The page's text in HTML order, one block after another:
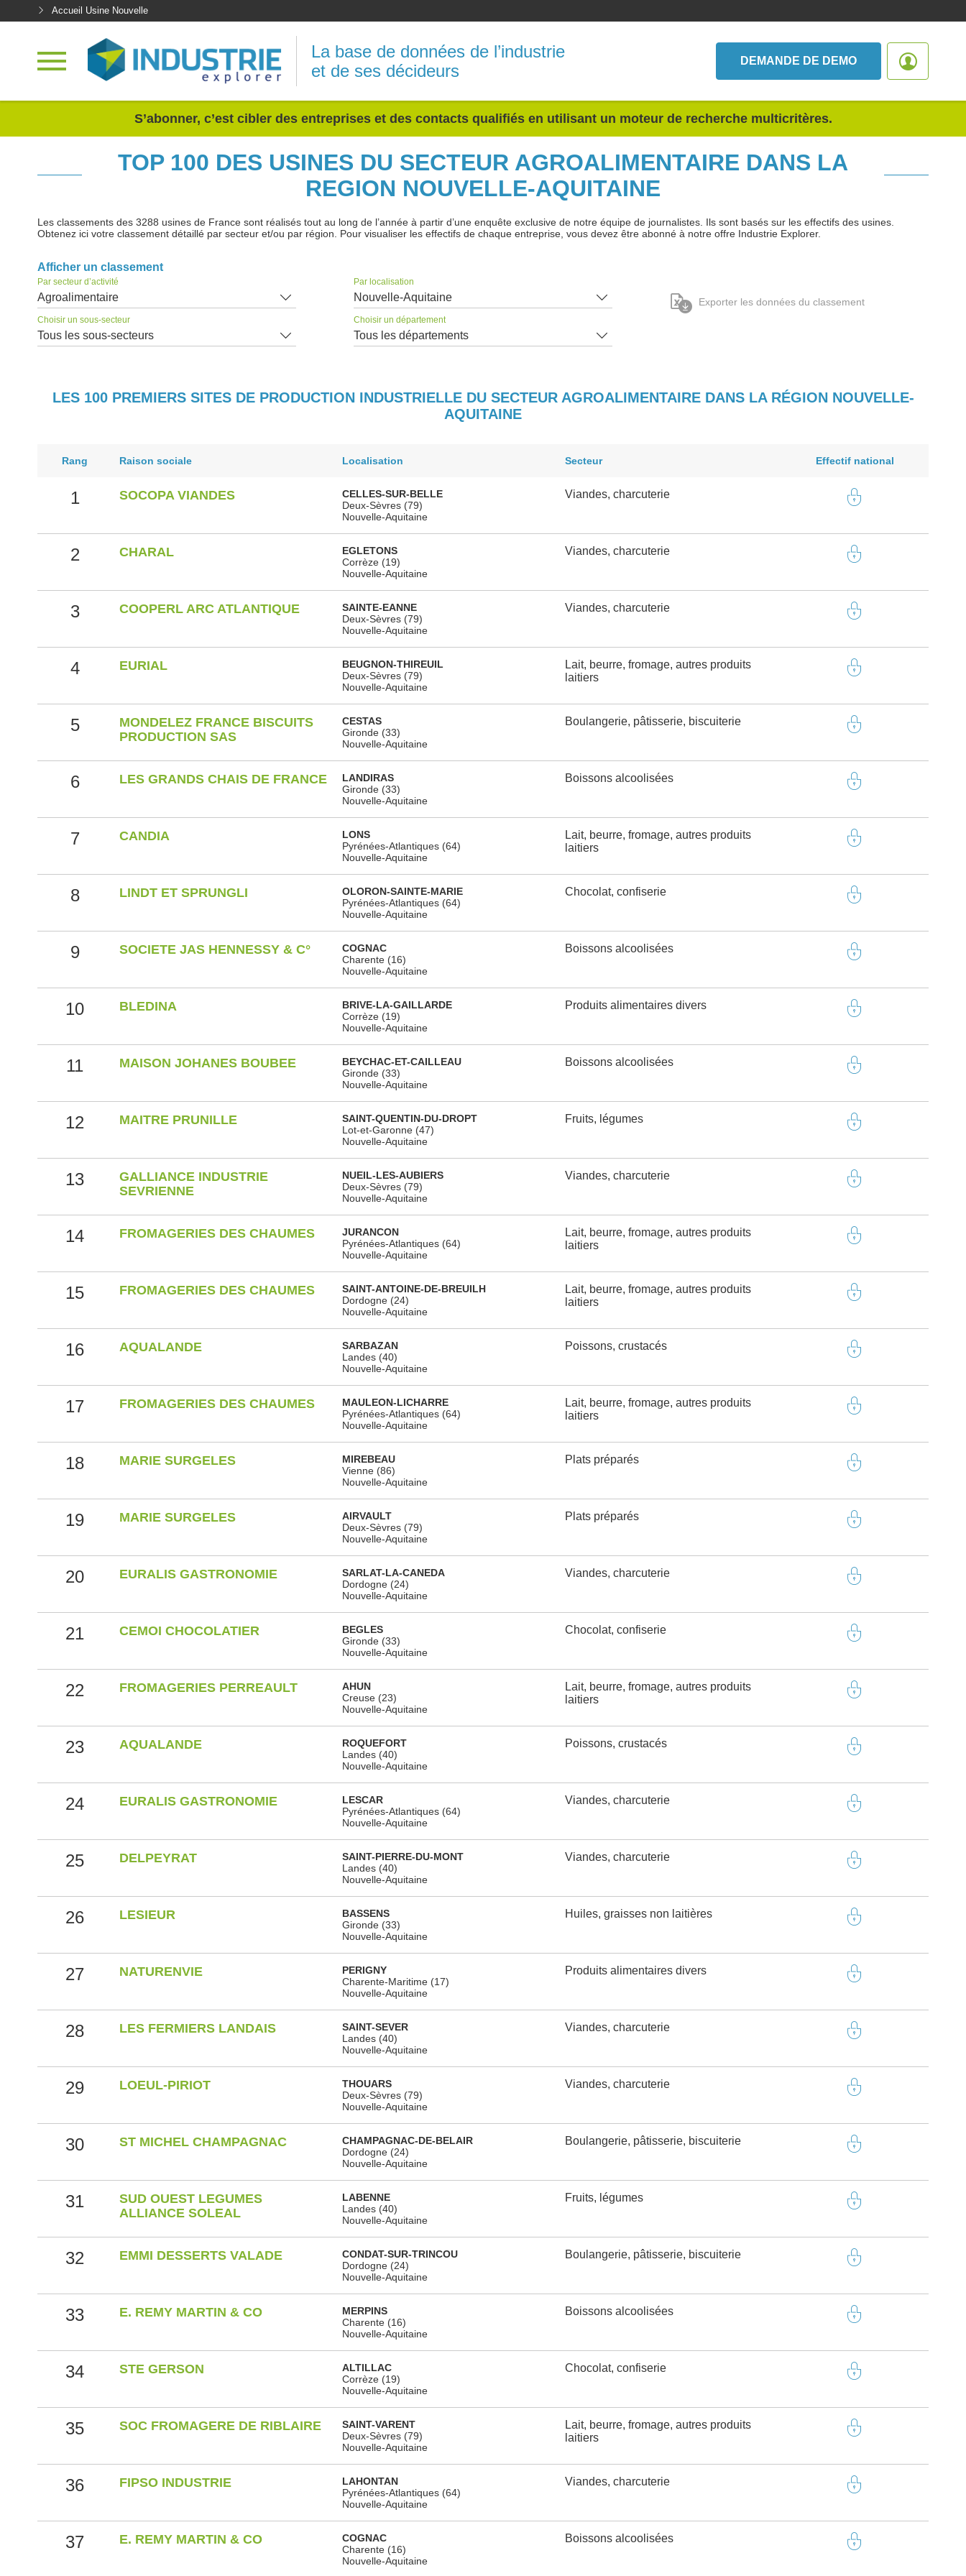
Accueil Usine Nouvelle
La base de données de l’industrie
et de ses décideurs
DEMANDE DE DEMO
S’abonner, c’est cibler des entreprises et des contacts qualifiés en utilisant un moteur de recherche multicritères.
TOP 100 DES USINES DU SECTEUR AGROALIMENTAIRE DANS LA
REGION NOUVELLE-AQUITAINE
Les classements des 3288 usines de France sont réalisés tout au long de l’année à partir d’une enquête exclusive de notre équipe de journalistes. Ils sont basés sur les effectifs des usines.
Obtenez ici votre classement détaillé par secteur et/ou par région. Pour visualiser les effectifs de chaque entreprise, vous devez être abonné à notre offre Industrie Explorer.
Afficher un classement
Par secteur d’activité
Agroalimentaire
Choisir un sous-secteur
Tous les sous-secteurs
Par localisation
Nouvelle-Aquitaine
Choisir un département
Tous les départements
Exporter les données du classement
LES 100 PREMIERS SITES DE PRODUCTION INDUSTRIELLE DU SECTEUR AGROALIMENTAIRE DANS LA RÉGION NOUVELLE-
AQUITAINE
Rang Raison sociale Localisation Secteur Effectif national
1 SOCOPA VIANDES
CELLES-SUR-BELLE
Deux-Sèvres (79)
Nouvelle-Aquitaine
Viandes, charcuterie
2 CHARAL
EGLETONS
Corrèze (19)
Nouvelle-Aquitaine
Viandes, charcuterie
3 COOPERL ARC ATLANTIQUE
SAINTE-EANNE
Deux-Sèvres (79)
Nouvelle-Aquitaine
Viandes, charcuterie
4 EURIAL
BEUGNON-THIREUIL
Deux-Sèvres (79)
Nouvelle-Aquitaine
Lait, beurre, fromage, autres produits
laitiers
5
MONDELEZ FRANCE BISCUITS
PRODUCTION SAS
CESTAS
Gironde (33)
Nouvelle-Aquitaine
Boulangerie, pâtisserie, biscuiterie
6 LES GRANDS CHAIS DE FRANCE
LANDIRAS
Gironde (33)
Nouvelle-Aquitaine
Boissons alcoolisées
7 CANDIA
LONS
Pyrénées-Atlantiques (64)
Nouvelle-Aquitaine
Lait, beurre, fromage, autres produits
laitiers
8 LINDT ET SPRUNGLI
OLORON-SAINTE-MARIE
Pyrénées-Atlantiques (64)
Nouvelle-Aquitaine
Chocolat, confiserie
9 SOCIETE JAS HENNESSY & C°
COGNAC
Charente (16)
Nouvelle-Aquitaine
Boissons alcoolisées
10 BLEDINA
BRIVE-LA-GAILLARDE
Corrèze (19)
Nouvelle-Aquitaine
Produits alimentaires divers
11 MAISON JOHANES BOUBEE
BEYCHAC-ET-CAILLEAU
Gironde (33)
Nouvelle-Aquitaine
Boissons alcoolisées
12 MAITRE PRUNILLE
SAINT-QUENTIN-DU-DROPT
Lot-et-Garonne (47)
Nouvelle-Aquitaine
Fruits, légumes
13
GALLIANCE INDUSTRIE
SEVRIENNE
NUEIL-LES-AUBIERS
Deux-Sèvres (79)
Nouvelle-Aquitaine
Viandes, charcuterie
14 FROMAGERIES DES CHAUMES
JURANCON
Pyrénées-Atlantiques (64)
Nouvelle-Aquitaine
Lait, beurre, fromage, autres produits
laitiers
15 FROMAGERIES DES CHAUMES
SAINT-ANTOINE-DE-BREUILH
Dordogne (24)
Nouvelle-Aquitaine
Lait, beurre, fromage, autres produits
laitiers
16 AQUALANDE
SARBAZAN
Landes (40)
Nouvelle-Aquitaine
Poissons, crustacés
17 FROMAGERIES DES CHAUMES
MAULEON-LICHARRE
Pyrénées-Atlantiques (64)
Nouvelle-Aquitaine
Lait, beurre, fromage, autres produits
laitiers
18 MARIE SURGELES
MIREBEAU
Vienne (86)
Nouvelle-Aquitaine
Plats préparés
19 MARIE SURGELES
AIRVAULT
Deux-Sèvres (79)
Nouvelle-Aquitaine
Plats préparés
20 EURALIS GASTRONOMIE
SARLAT-LA-CANEDA
Dordogne (24)
Nouvelle-Aquitaine
Viandes, charcuterie
21 CEMOI CHOCOLATIER
BEGLES
Gironde (33)
Nouvelle-Aquitaine
Chocolat, confiserie
22 FROMAGERIES PERREAULT
AHUN
Creuse (23)
Nouvelle-Aquitaine
Lait, beurre, fromage, autres produits
laitiers
23 AQUALANDE
ROQUEFORT
Landes (40)
Nouvelle-Aquitaine
Poissons, crustacés
24 EURALIS GASTRONOMIE
LESCAR
Pyrénées-Atlantiques (64)
Nouvelle-Aquitaine
Viandes, charcuterie
25 DELPEYRAT
SAINT-PIERRE-DU-MONT
Landes (40)
Nouvelle-Aquitaine
Viandes, charcuterie
26 LESIEUR
BASSENS
Gironde (33)
Nouvelle-Aquitaine
Huiles, graisses non laitières
27 NATURENVIE
PERIGNY
Charente-Maritime (17)
Nouvelle-Aquitaine
Produits alimentaires divers
28 LES FERMIERS LANDAIS
SAINT-SEVER
Landes (40)
Nouvelle-Aquitaine
Viandes, charcuterie
29 LOEUL-PIRIOT
THOUARS
Deux-Sèvres (79)
Nouvelle-Aquitaine
Viandes, charcuterie
30 ST MICHEL CHAMPAGNAC
CHAMPAGNAC-DE-BELAIR
Dordogne (24)
Nouvelle-Aquitaine
Boulangerie, pâtisserie, biscuiterie
31
SUD OUEST LEGUMES
ALLIANCE SOLEAL
LABENNE
Landes (40)
Nouvelle-Aquitaine
Fruits, légumes
32 EMMI DESSERTS VALADE
CONDAT-SUR-TRINCOU
Dordogne (24)
Nouvelle-Aquitaine
Boulangerie, pâtisserie, biscuiterie
33 E. REMY MARTIN & CO
MERPINS
Charente (16)
Nouvelle-Aquitaine
Boissons alcoolisées
34 STE GERSON
ALTILLAC
Corrèze (19)
Nouvelle-Aquitaine
Chocolat, confiserie
35 SOC FROMAGERE DE RIBLAIRE
SAINT-VARENT
Deux-Sèvres (79)
Nouvelle-Aquitaine
Lait, beurre, fromage, autres produits
laitiers
36 FIPSO INDUSTRIE
LAHONTAN
Pyrénées-Atlantiques (64)
Nouvelle-Aquitaine
Viandes, charcuterie
37 E. REMY MARTIN & CO
COGNAC
Charente (16)
Nouvelle-Aquitaine
Boissons alcoolisées